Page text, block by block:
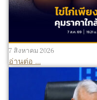
7 สิงหาคม 2026
อ่านต่อ ...